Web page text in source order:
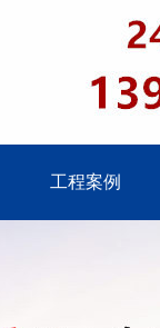
工程案例